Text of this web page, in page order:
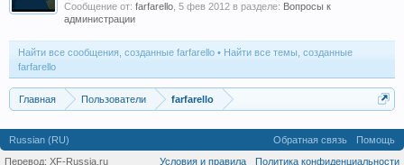
Сообщение от: farfarello 5 фев 2012 в разделе: Вопросы к
администрации
Найти все сообщения, созданные farfarello
Найти все темы, созданные
farfarello
Главная Пользователи farfarello
Russian (RU) Обратная связь
Помощь
Условия и правила
Политика конфиденциальности
Перевод: XF-Russia.ru